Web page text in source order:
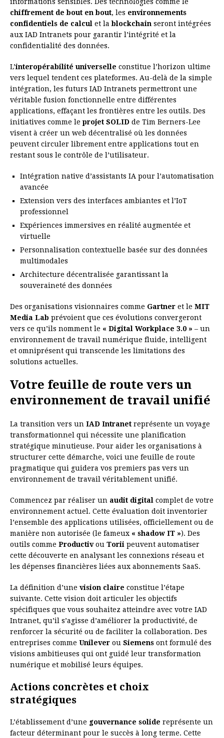
informations sensibles. Des technologies comme le
chiffrement de bout en bout, les environnements
confidentiels de calcul et lablockchain seront intégrées
aux IAD Intranets pour garantir l’intégrité et la
confidentialité des données.
L’interopérabilité universelle constitue l’horizon ultime
vers lequel tendent ces plateformes. Au-delà de la simple
intégration, les futurs IAD Intranets permettront une
véritable fusion fonctionnelle entre différentes
applications, effaçant les frontières entre les outils. Des
initiatives comme le projet SOLID de Tim Berners-Lee
visent à créer un web décentralisé où les données
peuvent circuler librement entre applications tout en
restant sous le contrôle de l’utilisateur.
Intégration native d’assistants IA pour l’automatisation
avancée
Extension vers des interfaces ambiantes et l’IoT
professionnel
Expériences immersives en réalité augmentée et
virtuelle
Personnalisation contextuelle basée sur des données
multimodales
Architecture décentralisée garantissant la
souveraineté des données
Des organisations visionnaires comme Gartner et le MIT
Media Lab prévoient que ces évolutions convergeront
vers ce qu’ils nomment le « Digital Workplace 3.0 » – un
environnement de travail numérique fluide, intelligent
et omniprésent qui transcende les limitations des
solutions actuelles.
Votre feuille de route vers un
environnement de travail unifié
La transition vers un IAD Intranet représente un voyage
transformationnel qui nécessite une planification
stratégique minutieuse. Pour aider les organisations à
structurer cette démarche, voici une feuille de route
pragmatique qui guidera vos premiers pas vers un
environnement de travail véritablement unifié.
Commencez par réaliser un audit digital complet de votre
environnement actuel. Cette évaluation doit inventorier
l’ensemble des applications utilisées, officiellement ou de
manière non autorisée (le fameux « shadow IT »). Des
outils comme Productivou Torii peuvent automatiser
cette découverte en analysant les connexions réseau et
les dépenses financières liées aux abonnements SaaS.
La définition d’une vision claire constitue l’étape
suivante. Cette vision doit articuler les objectifs
spécifiques que vous souhaitez atteindre avec votre IAD
Intranet, qu’il s’agisse d’améliorer la productivité, de
renforcer la sécurité ou de faciliter la collaboration. Des
entreprises comme Unilever ou Siemens ont formulé des
visions ambitieuses qui ont guidé leur transformation
numérique et mobilisé leurs équipes.
Actions concrètes et choix
stratégiques
L’établissement d’une gouvernance solide représente un
facteur déterminant pour le succès à long terme. Cette